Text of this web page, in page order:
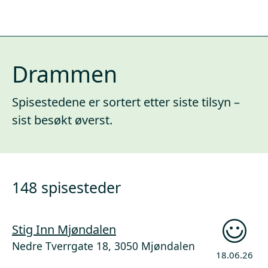
Drammen
Spisestedene er sortert etter siste tilsyn –
sist besøkt øverst.
148 spisesteder
Stig Inn Mjøndalen
Nedre Tverrgate 18, 3050 Mjøndalen
18.06.26